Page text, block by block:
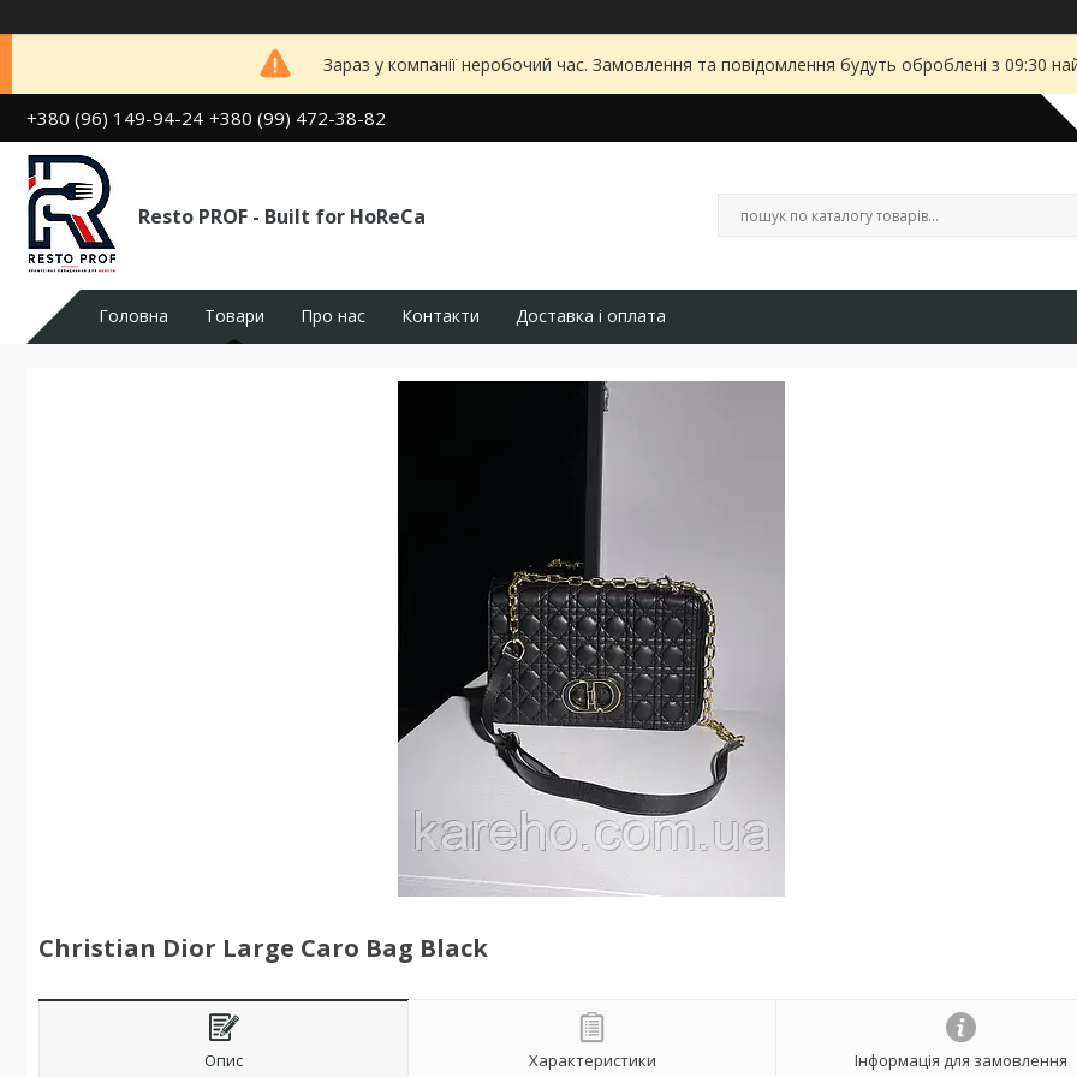
Зараз у компанії неробочий час. Замовлення та повідомлення будуть оброблені з 09:30
+380 (96) 149-94-24 +380 (99) 472-38-82
Resto PROF - Built for HoReCa
Головна Товари Про нас Контакти Доставка і оплата
Christian Dior Large Caro Bag Black
Опис Характеристики Інформація для замовлення